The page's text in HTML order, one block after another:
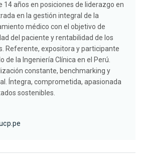
14 años en posiciones de liderazgo en
en la gestión integral de la
médico con el objetivo de
del paciente y rentabilidad de los
Referente, expositora y participante
de la Ingeniería Clínica en el Perú.
constante, benchmarking y
Íntegra, comprometida, apasionada
sostenibles.